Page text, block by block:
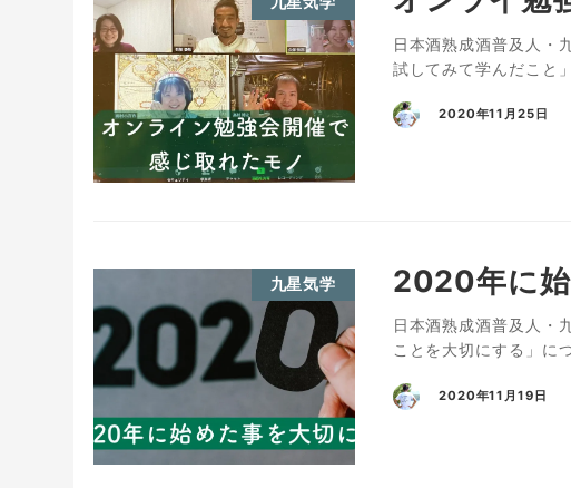
日本酒熟成酒普及人・
試してみて学んだこと
2020年11月25日
九星気学 2020年に始
日本酒熟成酒普及人・
ことを大切にする」に
2020年11月19日